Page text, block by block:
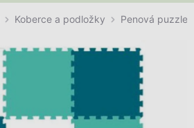
Koberce a podložky Penová puzzle